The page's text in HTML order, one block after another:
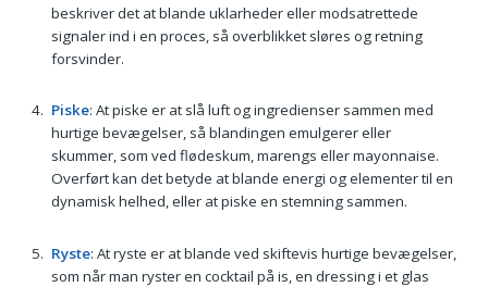
beskriver det at blande uklarheder eller modsatrettede
signaler ind i en proces, så overblikket sløres og retning
forsvinder.
Piske: At piske er at slå luft og ingredienser sammen med
hurtige bevægelser, så blandingen emulgerer eller
skummer, som ved flødeskum, marengs eller mayonnaise.
Overført kan det betyde at blande energi og elementer til en
dynamisk helhed, eller at piske en stemning sammen.
Ryste: At ryste er at blande ved skiftevis hurtige bevægelser,
som når man ryster en cocktail på is, en dressing i et glas